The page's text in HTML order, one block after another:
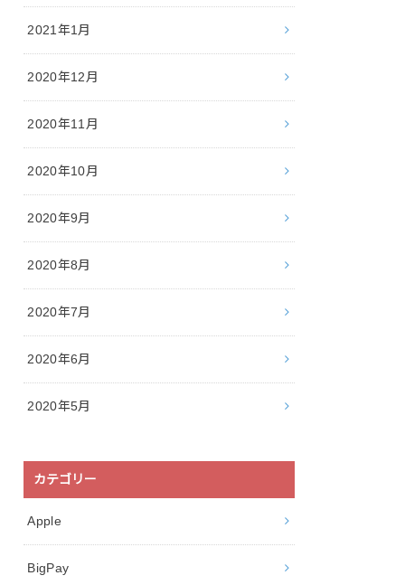
2021年1月
2020年12月
2020年11月
2020年10月
2020年9月
2020年8月
2020年7月
2020年6月
2020年5月
カテゴリー
Apple
BigPay